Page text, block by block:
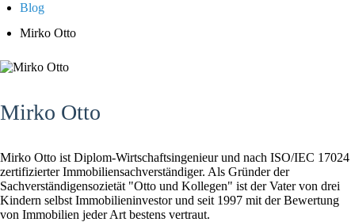
Blog
Mirko Otto
Mirko Otto
Mirko Otto ist Diplom-Wirtschaftsingenieur und nach ISO/IEC 17024
zertifizierter Immobiliensachverständiger. Als Gründer der
Sachverständigensozietät "Otto und Kollegen" ist der Vater von drei
Kindern selbst Immobilieninvestor und seit 1997 mit der Bewertung
von Immobilien jeder Art bestens vertraut.